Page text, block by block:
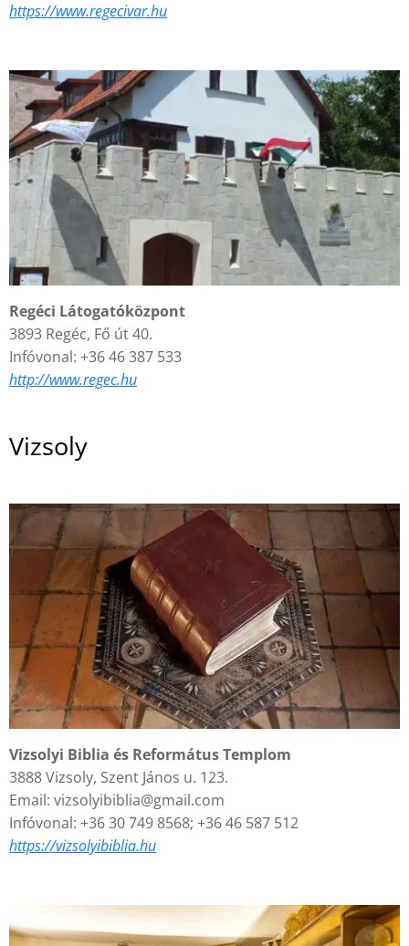
https://www.regecivar.hu
Regéci Látogatóközpont
3893 Regéc, Fő út 40.
Infóvonal: +36 46 387 533
http://www.regec.hu
Vizsoly
Vizsolyi Biblia és Református Templom
3888 Vizsoly, Szent János u. 123.
Email: vizsolyibiblia@gmail.com
Infóvonal: +36 30 749 8568; +36 46 587 512
https://vizsolyibiblia.hu